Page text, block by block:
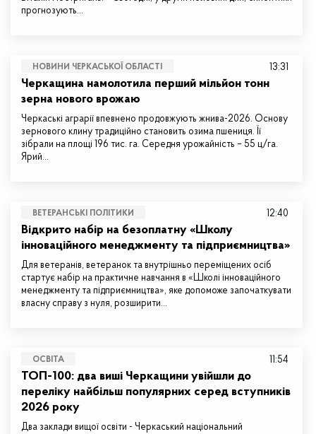
прогнозують…
НОВИНИ ЧЕРКАСЬКОЇ ОБЛАСТІ
Черкащина намолотила перший мільйон тонн
зерна нового врожаю
Черкаські аграрії впевнено продовжують жнива-2026. Основу
зернового клину традиційно становить озима пшениця. Її
зібрали на площі 196 тис. га. Середня урожайність – 55 ц/га.
Ярий…
13:31
ВЕТЕРАНСЬКІ ПОЛІТИКИ
Відкрито набір на безоплатну «Школу
інноваційного менеджменту та підприємництва»
Для ветеранів, ветеранок та внутрішньо переміщених осіб
стартує набір на практичне навчання в «Школі інноваційного
менеджменту та підприємництва», яке допоможе започаткувати
власну справу з нуля, розширити…
12:40
ОСВІТА
ТОП-100: два виші Черкащини увійшли до
переліку найбільш популярних серед вступників
2026 року
Два заклади вищої освіти - Черкаський національний
11:54